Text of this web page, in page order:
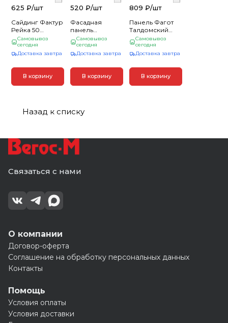
625 ₽/шт
Сайдинг Фактур
Рейка 50
(3000*240)
Сосна (10)
Самовывоз
сегодня
Доставка завтра
В корзину
520 ₽/шт
Фасадная
панель
"Крымский
сланец"
Янтарный
Самовывоз
сегодня
Доставка завтра
В корзину
809 ₽/шт
Панель Фагот
Талдомский
(1,160м х 0,450 м
х 0,019м) Альта
Профиль (10)
Самовывоз
сегодня
Доставка завтра
В корзину
Назад к списку
Связаться с нами
О компании
Договор-оферта
Соглашение на обработку персональных данных
Контакты
Помощь
Условия оплаты
Условия доставки